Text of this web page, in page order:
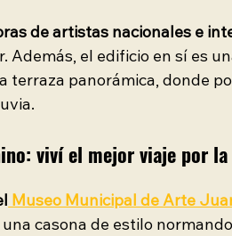
de artistas nacionales e
Además, el edificio en sí es
terraza panorámica, donde
viví el mejor viaje por
Museo Municipal de Arte
una casona de estilo